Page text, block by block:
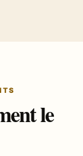
le